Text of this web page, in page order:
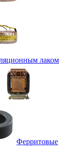
лаком
Ферритовые